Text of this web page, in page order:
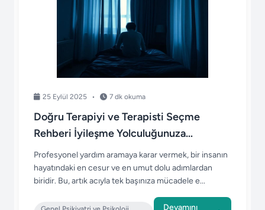
25 Eylül 2025 • 7 dk okuma
Doğru Terapiyi ve Terapisti Seçme
Rehberi İyileşme Yolculuğunuza
Başlarken
Profesyonel yardım aramaya karar vermek, bir insanın
hayatındaki en cesur ve en umut dolu adımlardan
biridir. Bu, artık acıyla tek başınıza mücadele e...
Devamını